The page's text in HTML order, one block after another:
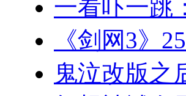
一看吓一跳
《剑网3》
鬼泣改版之